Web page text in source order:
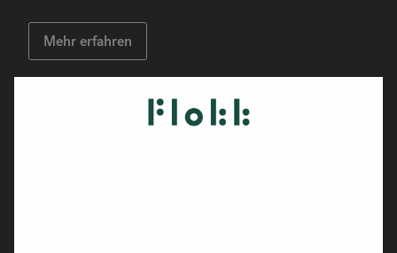
Mehr erfahren
Wie und warum man